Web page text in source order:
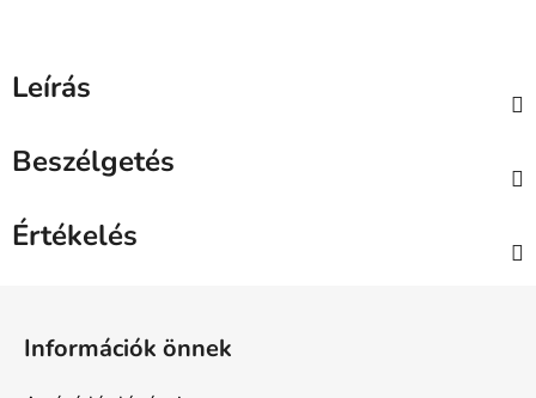
Leírás
Beszélgetés
Értékelés
Információk önnek